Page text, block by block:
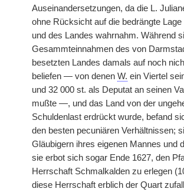
Auseinandersetzungen, da die L.
ohne Rücksicht auf die bedrängte
und des Landes wahrnahm. Während
Gesammteinnahmen des von
besetzten Landes damals auf noch
beliefen — von denen W. ein Viertel
und 32 000 st. als Deputat an seinen
mußte —, und das Land von der
Schuldenlast erdrückt wurde, befand
den besten pecuniären Verhältnissen;
Gläubigern ihres eigenen Mannes und
sie erbot sich sogar Ende 1627, den
Herrschaft Schmalkalden zu erlegen
diese Herrschaft erblich der Quart